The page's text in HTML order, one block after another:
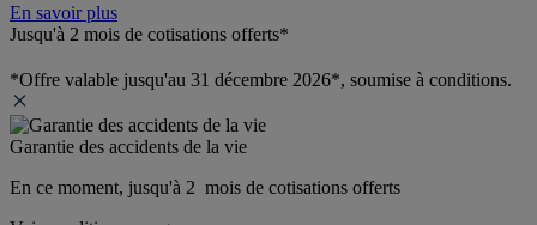
En savoir plus
Jusqu'à 2 mois de cotisations offerts*
*Offre valable jusqu'au 31 décembre 2026*, soumise à conditions.
Garantie des accidents de la vie
En ce moment, jusqu'à 2  mois de cotisations offerts